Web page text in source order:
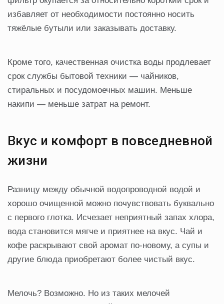
избавляет от необходимости постоянно носить
тяжёлые бутыли или заказывать доставку.
Кроме того, качественная очистка воды продлевает
срок службы бытовой техники — чайников,
стиральных и посудомоечных машин. Меньше
накипи — меньше затрат на ремонт.
Вкус и комфорт в повседневной
жизни
Разницу между обычной водопроводной водой и
хорошо очищенной можно почувствовать буквально
с первого глотка. Исчезает неприятный запах хлора,
вода становится мягче и приятнее на вкус. Чай и
кофе раскрывают свой аромат по-новому, а супы и
другие блюда приобретают более чистый вкус.
Мелочь? Возможно. Но из таких мелочей